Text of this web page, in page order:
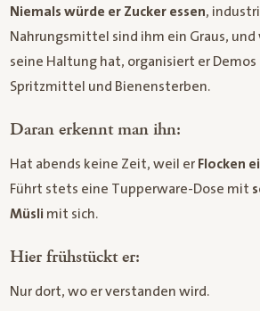
Niemals würde er Zucker essen,
Nahrungsmittel sind ihm ein Graus,
seine Haltung hat, organisiert er Demos
Spritzmittel und Bienensterben.
Daran erkennt man ihn:
Hat abends keine Zeit, weil erFlocken
Führt stets eine Tupperware-Dose mit
Müsli mit sich.
Hier frühstückt er:
Nur dort, wo er verstanden wird.